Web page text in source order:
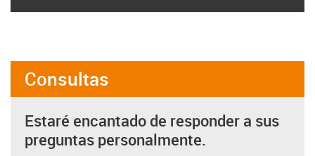
Consultas
Estaré encantado de responder a sus
preguntas personalmente.